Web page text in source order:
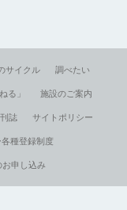
サイクル 調べたい
る」 施設のご案内
誌 サイトポリシー
種登録制度
お申し込み